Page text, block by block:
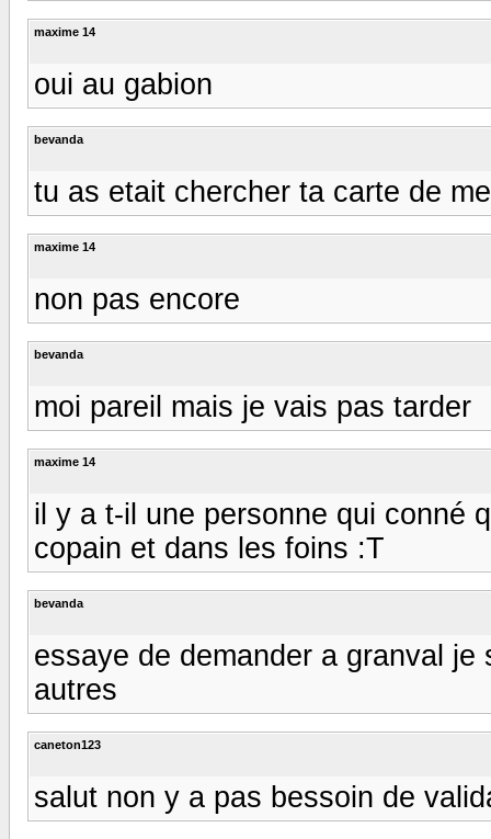
maxime 14
oui au gabion
bevanda
tu as etait chercher ta carte de
maxime 14
non pas encore
bevanda
moi pareil mais je vais pas tarder
maxime 14
il y a t-il une personne qui conné
copain et dans les foins :T
bevanda
essaye de demander a granval
autres
caneton123
salut non y a pas bessoin de